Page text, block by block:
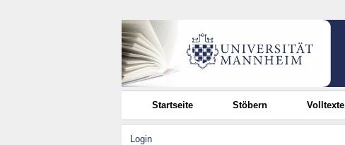
Startseite Stöbern Volltexte
Login